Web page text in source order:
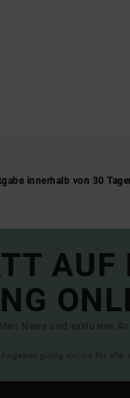
innerhalb von 30
AUF
News und exklusive
Angebot gültig online für